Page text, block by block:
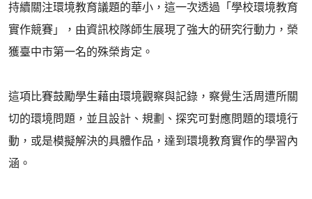
持續關注環境教育議題的華小，這一次透過「學校環境教育
實作競賽」，由資訊校隊師生展現了強大的研究行動力，榮
獲臺中市第一名的殊榮肯定。
這項比賽鼓勵學生藉由環境觀察與記錄，察覺生活周遭所關
切的環境問題，並且設計、規劃、探究可對應問題的環境行
動，或是模擬解決的具體作品，達到環境教育實作的學習內
涵。